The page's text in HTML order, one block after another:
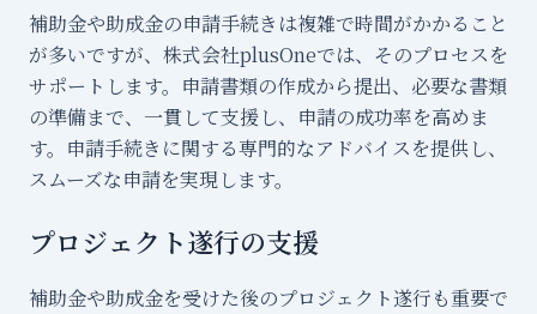
補助金や助成金の申請手続きは複雑で時間がかかること
が多いですが、株式会社plusOneでは、そのプロセスを
サポートします。申請書類の作成から提出、必要な書類
の準備まで、一貫して支援し、申請の成功率を高めま
す。申請手続きに関する専門的なアドバイスを提供し、
スムーズな申請を実現します。
プロジェクト遂行の支援
補助金や助成金を受けた後のプロジェクト遂行も重要で